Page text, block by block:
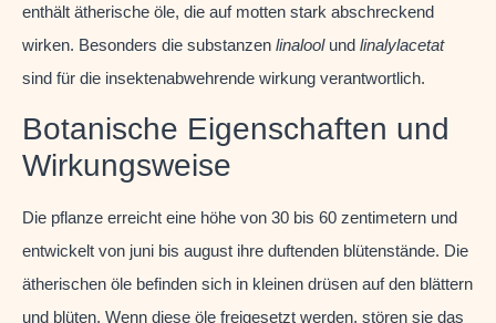
enthält ätherische öle, die auf motten stark abschreckend
wirken. Besonders die substanzen linaloolund linalylacetat
sind für die insektenabwehrende wirkung verantwortlich.
Botanische Eigenschaften und
Wirkungsweise
Die pflanze erreicht eine höhe von 30 bis 60 zentimetern und
entwickelt von juni bis august ihre duftenden blütenstände. Die
ätherischen öle befinden sich in kleinen drüsen auf den blättern
und blüten. Wenn diese öle freigesetzt werden, stören sie das